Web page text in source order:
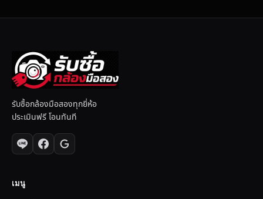
รับซื้อกล้องมือสองทุกยี่ห้อ
ประเมินฟรี โอนทันที
เมนู